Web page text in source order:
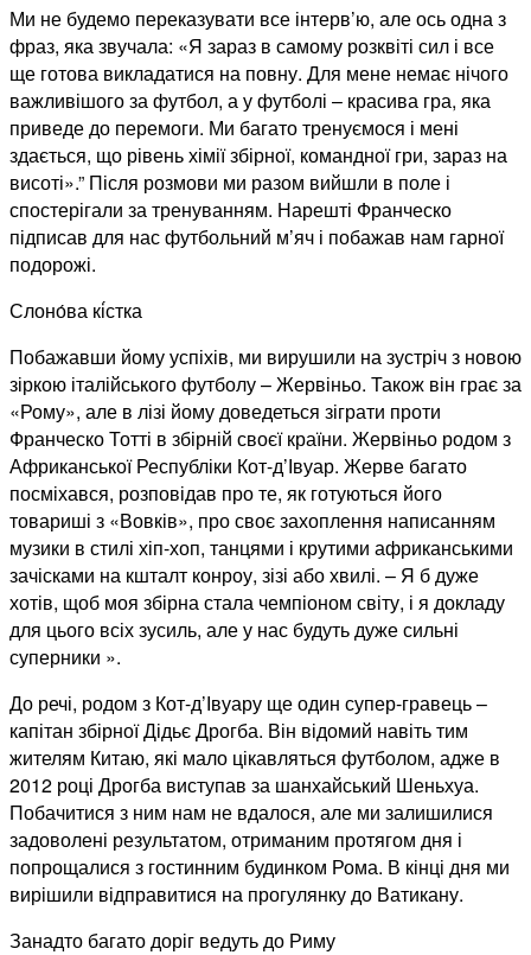
Ми не будемо переказувати все інтерв’ю, але ось одна з
фраз, яка звучала: «Я зараз в самому розквіті сил і все
ще готова викладатися на повну. Для мене немає нічого
важливішого за футбол, а у футболі – красива гра, яка
приведе до перемоги. Ми багато тренуємося і мені
здається, що рівень хімії збірної, командної гри, зараз на
висоті».” Після розмови ми разом вийшли в поле і
спостерігали за тренуванням. Нарешті Франческо
підписав для нас футбольний м’яч і побажав нам гарної
подорожі.
Слоно́ва кі́стка
Побажавши йому успіхів, ми вирушили на зустріч з новою
зіркою італійського футболу – Жервіньо. Також він грає за
«Рому», але в лізі йому доведеться зіграти проти
Франческо Тотті в збірній своєї країни. Жервіньо родом з
Африканської Республіки Кот-д’Івуар. Жерве багато
посміхався, розповідав про те, як готуються його
товариші з «Вовків», про своє захоплення написанням
музики в стилі хіп-хоп, танцями і крутими африканськими
зачісками на кшталт конроу, зізі або хвилі. – Я б дуже
хотів, щоб моя збірна стала чемпіоном світу, і я докладу
для цього всіх зусиль, але у нас будуть дуже сильні
суперники ».
До речі, родом з Кот-д’Івуару ще один супер-гравець –
капітан збірної Дідьє Дрогба. Він відомий навіть тим
жителям Китаю, які мало цікавляться футболом, адже в
2012 році Дрогба виступав за шанхайський Шеньхуа.
Побачитися з ним нам не вдалося, але ми залишилися
задоволені результатом, отриманим протягом дня і
попрощалися з гостинним будинком Рома. В кінці дня ми
вирішили відправитися на прогулянку до Ватикану.
Занадто багато доріг ведуть до Риму